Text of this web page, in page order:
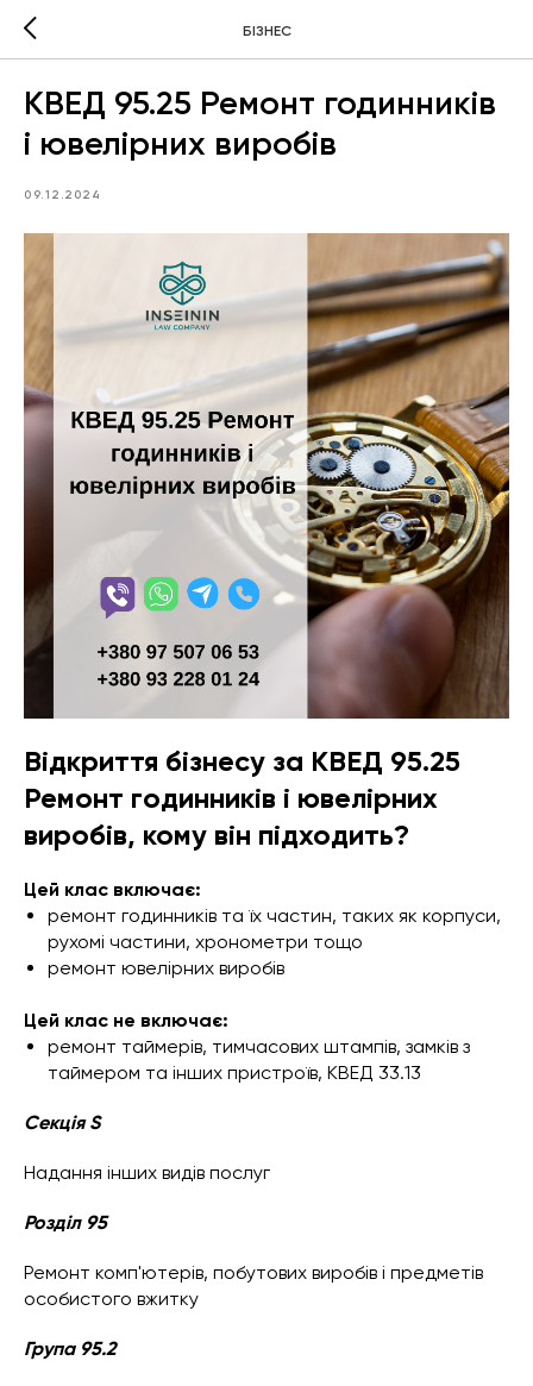
БІЗНЕС
КВЕД 95.25 Ремонт годинників
і ювелірних виробів
09.12.2024
Відкриття бізнесу за КВЕД 95.25
Ремонт годинників і ювелірних
виробів, кому він підходить?
Цей клас включає:
ремонт годинників та їх частин, таких як корпуси,
рухомі частини, хронометри тощо
ремонт ювелірних виробів
Цей клас не включає:
ремонт таймерів, тимчасових штампів, замків з
таймером та інших пристроїв, КВЕД 33.13
Секція S
Надання інших видів послуг
Розділ 95
Ремонт комп'ютерів, побутових виробів і предметів
особистого вжитку
Група 95.2